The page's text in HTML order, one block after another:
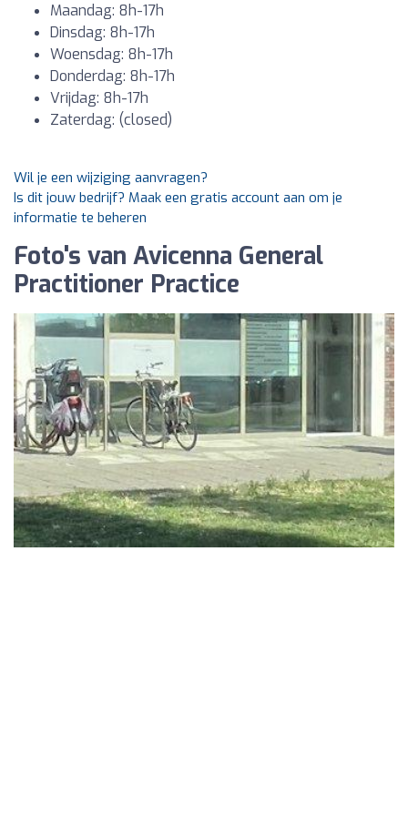
Maandag: 8h-17h
Dinsdag: 8h-17h
Woensdag: 8h-17h
Donderdag: 8h-17h
Vrijdag: 8h-17h
Zaterdag: (closed)
Wil je een wijziging aanvragen?
Is dit jouw bedrijf? Maak een gratis account aan om je
informatie te beheren
Foto's van Avicenna General
Practitioner Practice